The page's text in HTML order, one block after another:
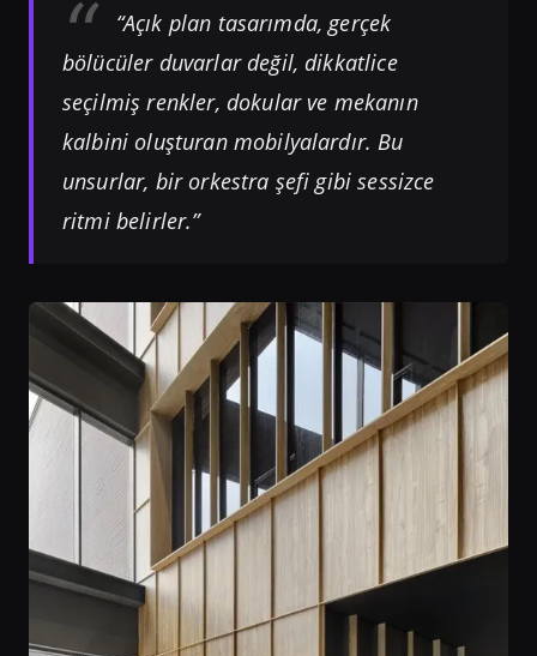
“Açık plan tasarımda, gerçek
bölücüler duvarlar değil, dikkatlice
seçilmiş renkler, dokular ve mekanın
kalbini oluşturan mobilyalardır. Bu
unsurlar, bir orkestra şefi gibi sessizce
ritmi belirler.”